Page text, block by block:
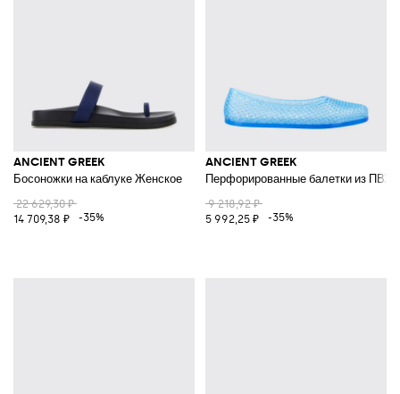
ANCIENT GREEK
Босоножки на каблуке Женское
22 629,30 ₽
14 709,38 ₽
-35%
ANCIENT GREEK
Перфорированные балетки из ПВХ
9 218,92 ₽
5 992,25 ₽
-35%